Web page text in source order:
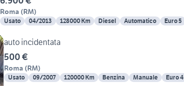
Roma (RM)
Usato 04/2013 128000 Km Diesel Automatico Euro 5
auto incidentata
500 €
Roma (RM)
Usato 09/2007 120000 Km Benzina Manuale Euro 4